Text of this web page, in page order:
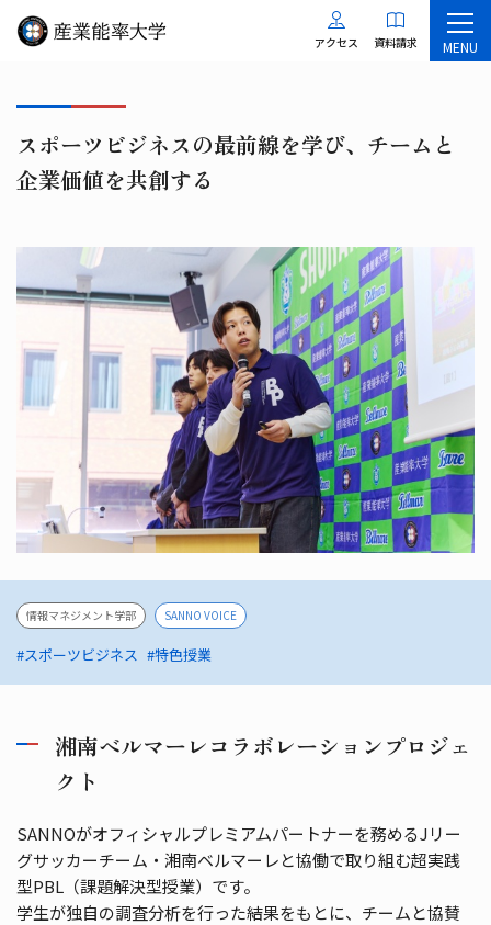
アクセス 資料請求 MENU
スポーツビジネスの最前線を学び、チームと
企業価値を共創する
情報マネジメント学部 SANNO VOICE
#スポーツビジネス #特色授業
湘南ベルマーレコラボレーションプロジェ
クト
SANNOがオフィシャルプレミアムパートナーを務めるJリー
グサッカーチーム・湘南ベルマーレと協働で取り組む超実践
型PBL（課題解決型授業）です。
学生が独自の調査分析を行った結果をもとに、チームと協賛